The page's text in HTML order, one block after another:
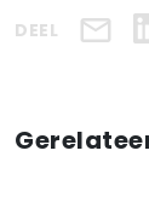
DEEL